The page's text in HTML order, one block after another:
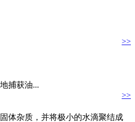
>>
捕获油...
>>
体杂质，并将极小的水滴聚结成